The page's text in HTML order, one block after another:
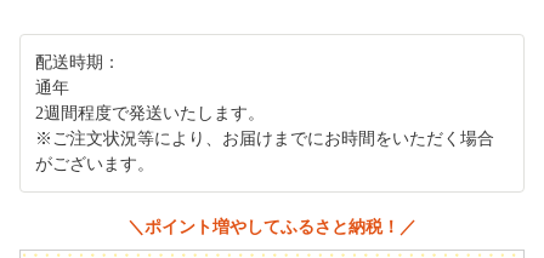
配送時期：
通年
2週間程度で発送いたします。
※ご注文状況等により、お届けまでにお時間をいただく場合
がございます。
＼ポイント増やしてふるさと納税！／